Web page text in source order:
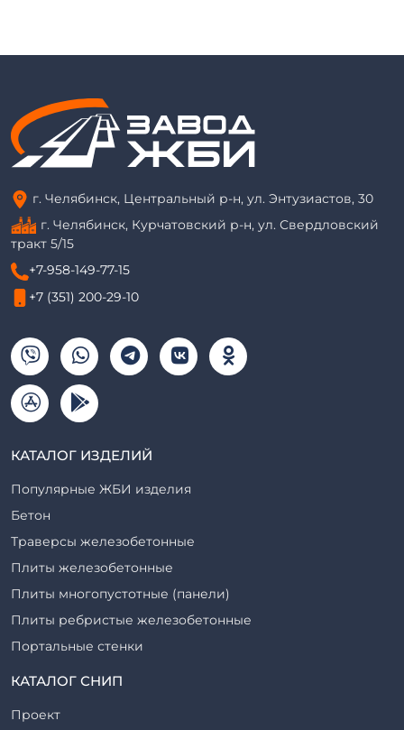
г. Челябинск, Центральный р-н, ул. Энтузиастов, 30
г. Челябинск, Курчатовский р-н, ул. Свердловский
тракт 5/15
+7-958-149-77-15
+7 (351) 200-29-10
КАТАЛОГ ИЗДЕЛИЙ
Популярные ЖБИ изделия
Бетон
Траверсы железобетонные
Плиты железобетонные
Плиты многопустотные (панели)
Плиты ребристые железобетонные
Портальные стенки
Прогоны железобетонные
Ригели железобетонные
КАТАЛОГ СНИП
Проект